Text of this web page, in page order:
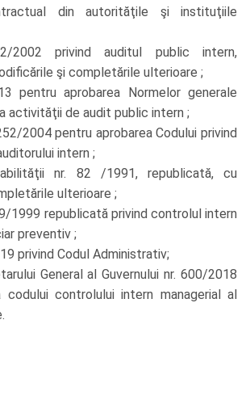
din autorităţile şi instituţiile
2002 privind auditul public intern,
şi completările ulterioare ;
pentru aprobarea Normelor generale
activităţii de audit public intern ;
2004 pentru aprobarea Codului privind
intern ;
nr. 82 /1991, republicată, cu
ulterioare ;
1999 republicată privind controlul intern
preventiv ;
privind Codul Administrativ;
General al Guvernului nr. 600/2018
codului controlului intern managerial al